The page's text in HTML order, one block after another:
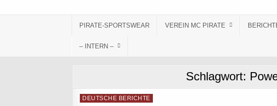
PIRATE-SPORTSWEAR VEREIN MC PIRATE
– INTERN –
Schlagwort:
Posted in
DEUTSCHE BERICHTE